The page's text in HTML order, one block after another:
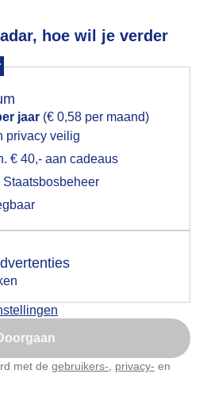
hoe wil je verder
jaar (€ 0,58 per maand)
privacy veilig
€ 40,- aan cadeaus
met de gebruikers- privacy- en
Gemaakt: 15-10-2025, 29x bekeken
gebruiken voor het
akkoord op hebt gegeven,
up uit je browser waarin
toon de popup
misschien later
dit aan te passen